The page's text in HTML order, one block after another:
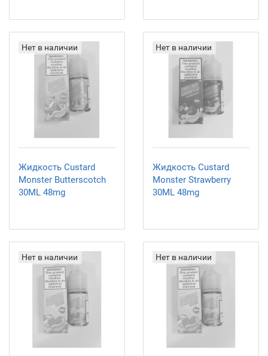
Нет в наличии
Жидкость Custard
Monster Butterscotch
30ML 48mg
Нет в наличии
Жидкость Custard
Monster Strawberry
30ML 48mg
Нет в наличии Нет в наличии